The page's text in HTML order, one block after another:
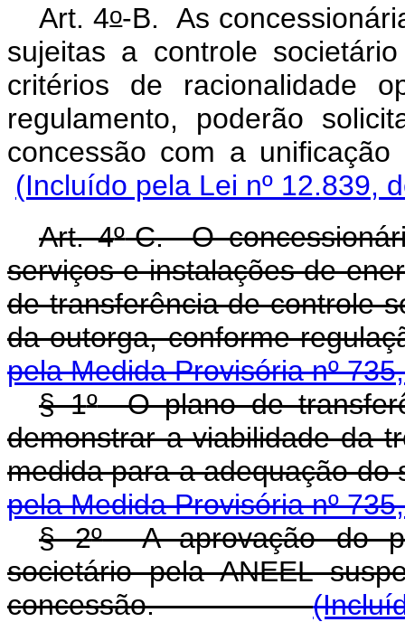
Art. 4o-B. As
sujeitas a controle
critérios de racionalidade
regulamento, poderão
concessão com a
(Incluído pela Lei nº 12.839,
Art. 4º-C. O
serviços e instalações de
de transferência de controle
da outorga, conforme
pela Medida Provisória nº
§ 1ºO plano de
demonstrar a viabilidade da
medida para a
pela Medida Provisória nº
§ 2ºA aprovação do
societário pela ANEEL
concessão.